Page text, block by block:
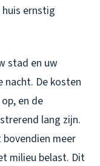
ernstig
stad en uw
De kosten
en de
lang zijn.
meer
milieu belast. Dit